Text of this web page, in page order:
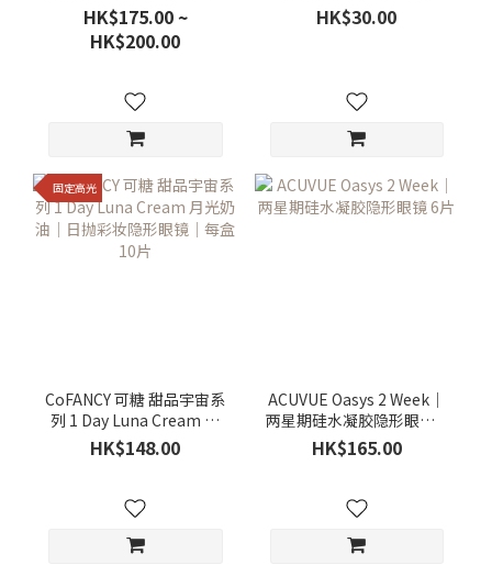
妆隐形眼镜｜每盒20片
HK$175.00 ~
HK$200.00
HK$30.00
固定高光
CoFANCY 可糖 甜品宇宙系
列 1 Day Luna Cream 月
光奶油｜日抛彩妆隐形眼
镜｜每盒10片
HK$148.00
ACUVUE Oasys 2 Week｜
两星期硅水凝胶隐形眼镜 6
片
HK$165.00